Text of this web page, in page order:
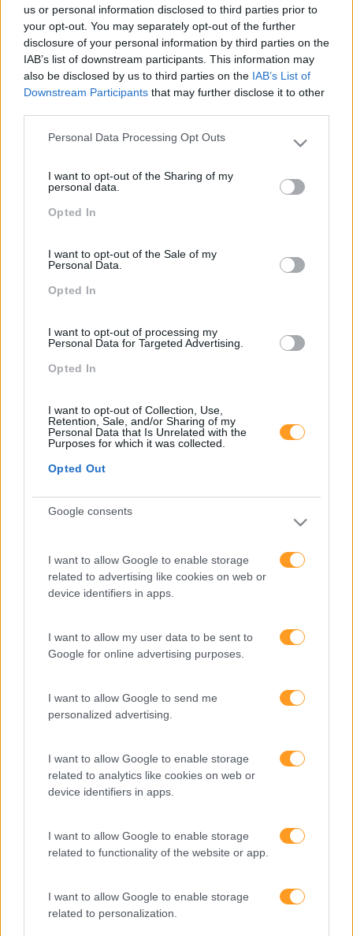
us or personal information disclosed to third parties prior to
your opt-out. You may separately opt-out of the further
disclosure of your personal information by third parties on the
IAB’s list of downstream participants. This information may
also be disclosed by us to third parties on the IAB’s List of
Downstream Participants that may further disclose it to other
Please note that this website/app uses one or more Google
not limited to your visit or usage behaviour. You may click to
grant or deny consent to Google and its third-party tags to
use your data for below specified purposes in below Google
Personal Data Processing Opt Outs
I want to opt-out of the Sharing of my
personal data.
Opted In
I want to opt-out of the Sale of my
Personal Data.
Opted In
I want to opt-out of processing my
Personal Data for Targeted Advertising.
Opted In
I want to opt-out of Collection, Use,
Retention, Sale, and/or Sharing of my
Personal Data that Is Unrelated with the
Purposes for which it was collected.
Opted Out
Google consents
I want to allow Google to enable storage
related to advertising like cookies on web or
device identifiers in apps.
I want to allow my user data to be sent to
Google for online advertising purposes.
I want to allow Google to send me
personalized advertising.
I want to allow Google to enable storage
related to analytics like cookies on web or
device identifiers in apps.
I want to allow Google to enable storage
related to functionality of the website or app.
I want to allow Google to enable storage
related to personalization.
Maior consciência dos fatores que podem originar
reclamações e trabalhar a empatia e orapportpara
encontrar as melhores soluções.
Formações ajustadas
FORMAÇÕES À
MEDIDA
Provocamos e aceleramos processos de mudança com a
pragmáticas orientadas para os resultados
SABER MAIS
Somos a filial portuguesa do grupo SKOLAE Formation,
empresa europeia multiespecializada no desenvolvimento
Ver todas as formações